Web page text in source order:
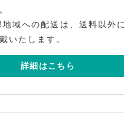
域への配送は、送料以外
いたします。
詳細はこちら